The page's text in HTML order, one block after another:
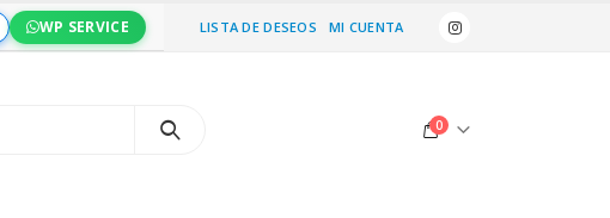
WP SERVICE LISTA DE DESEOS MI CUENTA
0